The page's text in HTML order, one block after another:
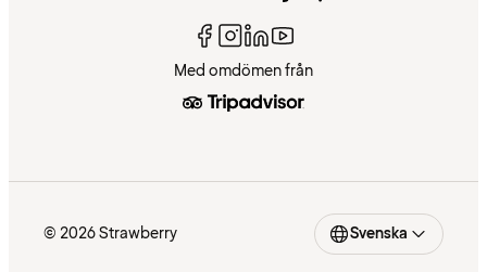
Med omdömen från
© 2026 Strawberry Svenska